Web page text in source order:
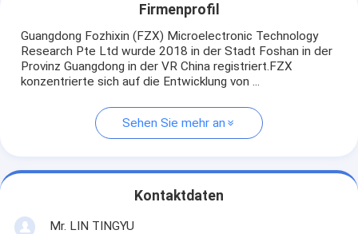
Firmenprofil
Guangdong Fozhixin (FZX) Microelectronic Technology
Research Pte Ltd wurde 2018 in der Stadt Foshan in der
Provinz Guangdong in der VR China registriert.FZX
konzentrierte sich auf die Entwicklung von ...
Sehen Sie mehr an
Kontaktdaten
Mr. LIN TINGYU